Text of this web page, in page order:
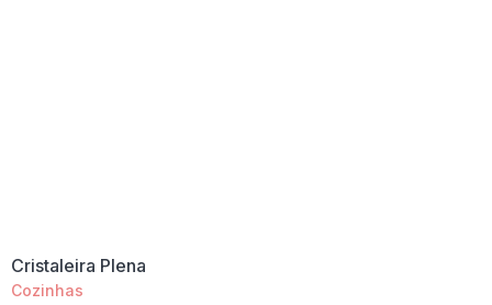
Cristaleira Plena
Cozinhas